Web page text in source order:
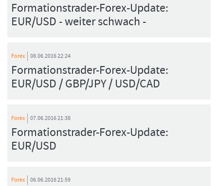
Formationstrader-Forex-Update:
EUR/USD - weiter schwach -
Forex 08.06.2016 22:24
Formationstrader-Forex-Update:
EUR/USD / GBP/JPY / USD/CAD
Forex 07.06.2016 21:38
Formationstrader-Forex-Update:
EUR/USD
Forex 06.06.2016 21:59